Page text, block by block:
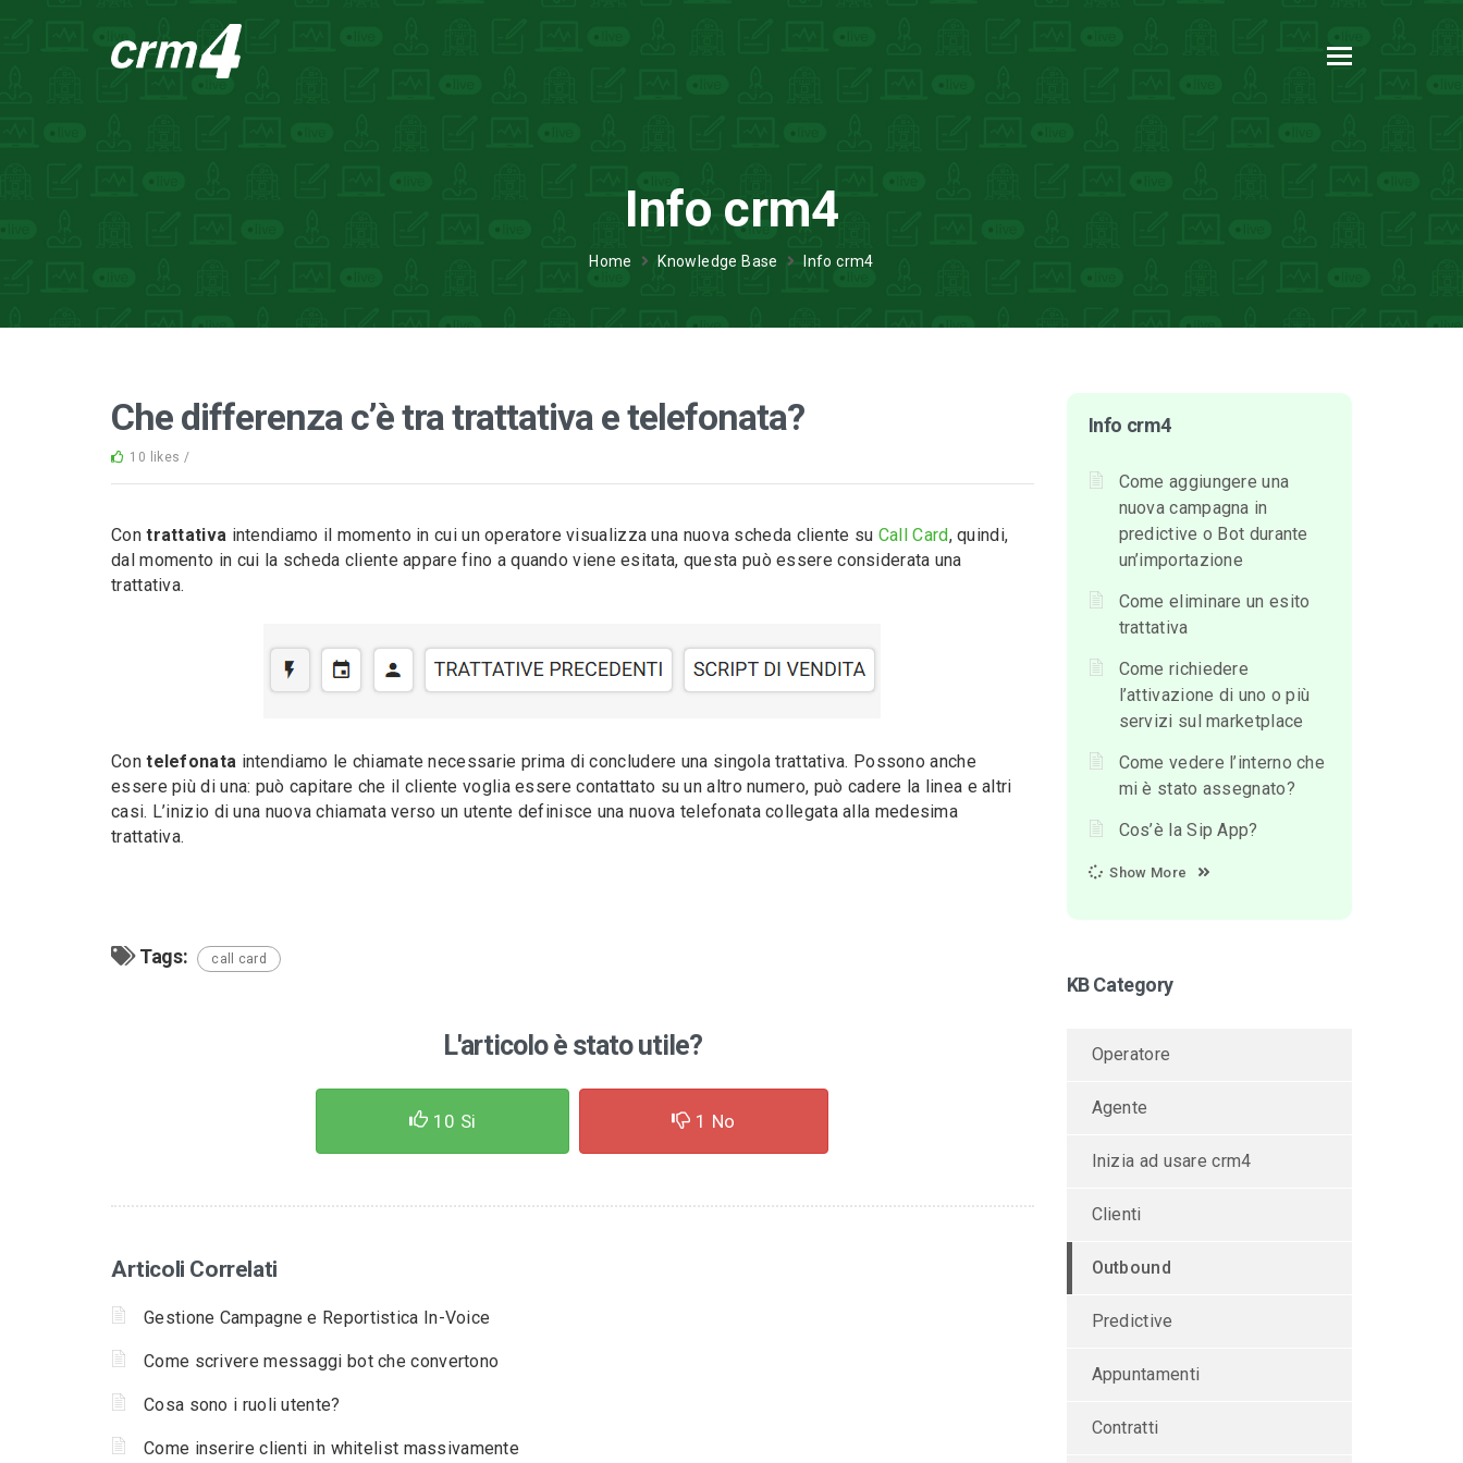
Info crm4
Home Knowledge Base Info crm4
Che differenza c’è tra trattativa e telefonata?
10 likes /
Contrattativa intendiamo il momento in cui un operatore visualizza una nuova scheda cliente su Call Card, quindi,
dal momento in cui la scheda cliente appare fino a quando viene esitata, questa può essere considerata una
trattativa.
Contelefonata intendiamo le chiamate necessarie prima di concludere una singola trattativa. Possono anche
essere più di una: può capitare che il cliente voglia essere contattato su un altro numero, può cadere la linea e altri
casi. L’inizio di una nuova chiamata verso un utente definisce una nuova telefonata collegata alla medesima
trattativa.
Tags: call card
L'articolo è stato utile?
10 Si 1 No
Articoli Correlati
Gestione Campagne e Reportistica In-Voice
Come scrivere messaggi bot che convertono
Cosa sono i ruoli utente?
Come inserire clienti in whitelist massivamente
Info crm4
Come aggiungere una
nuova campagna in
predictive o Bot durante
un’importazione
Come eliminare un esito
trattativa
Come richiedere
l’attivazione di uno o più
servizi sul marketplace
Come vedere l’interno che
mi è stato assegnato?
Cos’è la Sip App?
Show More
KB Category
Operatore
Agente
Inizia ad usare crm4
Clienti
Outbound
Predictive
Appuntamenti
Contratti